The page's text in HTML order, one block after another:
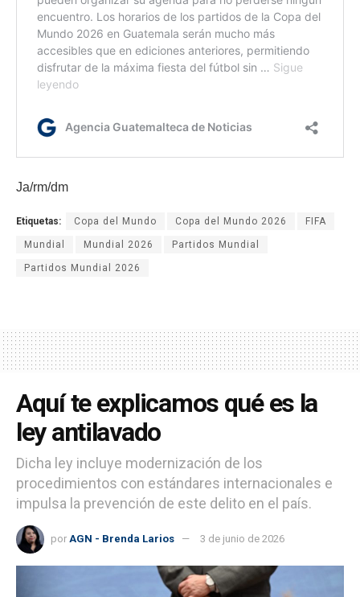
Ja/rm/dm
Etiquetas: Copa del Mundo Copa del Mundo 2026 FIFA
Mundial Mundial 2026 Partidos Mundial
Partidos Mundial 2026
Aquí te explicamos qué es la
ley antilavado
Dicha ley incluye modernización de los
procedimientos con estándares internacionales e
impulsa la prevención de este delito en el país.
por AGN - Brenda Larios 3 de junio de 2026